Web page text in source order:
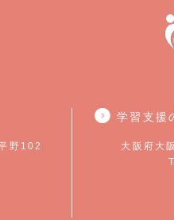
野102
学習支援
大阪府大